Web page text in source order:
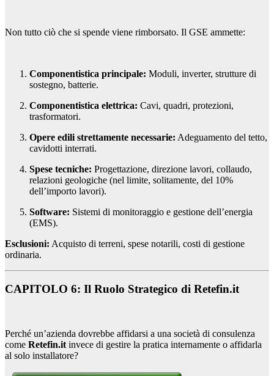
Non tutto ciò che si spende viene rimborsato. Il GSE ammette:
Componentistica principale: Moduli, inverter, strutture di
sostegno, batterie.
Componentistica elettrica: Cavi, quadri, protezioni,
trasformatori.
Opere edili strettamente necessarie: Adeguamento del tetto,
cavidotti interrati.
Spese tecniche: Progettazione, direzione lavori, collaudo,
relazioni geologiche (nel limite, solitamente, del 10%
dell’importo lavori).
Software: Sistemi di monitoraggio e gestione dell’energia
(EMS).
Esclusioni: Acquisto di terreni, spese notarili, costi di gestione
ordinaria.
CAPITOLO 6: Il Ruolo Strategico di Retefin.it
Perché un’azienda dovrebbe affidarsi a una società di consulenza
come Retefin.it invece di gestire la pratica internamente o affidarla
al solo installatore?